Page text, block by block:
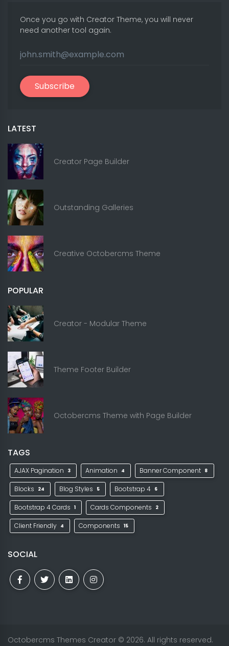
Once you go with Creator Theme, you will never
need another tool again.
Subscribe
LATEST
Creator Page Builder
Outstanding Galleries
Creative Octobercms Theme
POPULAR
Creator - Modular Theme
Theme Footer Builder
Octobercms Theme with Page Builder
TAGS
AJAX Pagination 3 Animation 4 Banner Component 8
Blocks 24 Blog Styles 5 Bootstrap 4 6
Bootstrap 4 Cards 1 Cards Components 2
Client Friendly 4 Components 15
SOCIAL
Octobercms Themes Creator © 2026. All rights reserved.